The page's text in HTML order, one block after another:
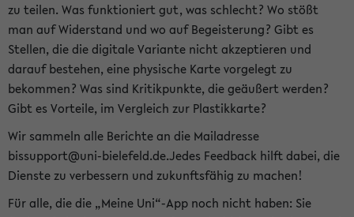
zu teilen. Was funktioniert gut, was schlecht? Wo stößt
man auf Widerstand und wo auf Begeisterung? Gibt es
Stellen, die die digitale Variante nicht akzeptieren und
darauf bestehen, eine physische Karte vorgelegt zu
bekommen? Was sind Kritikpunkte, die geäußert werden?
Gibt es Vorteile, im Vergleich zur Plastikkarte?
Wir sammeln alle Berichte an die Mailadresse
bissupport@uni-bielefeld.de.Jedes Feedback hilft dabei, die
Dienste zu verbessern und zukunftsfähig zu machen!
Für alle, die die „Meine Uni“-App noch nicht haben: Sie